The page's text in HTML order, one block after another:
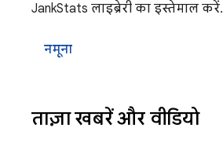
JankStats लाइब्रेरी का इस्तेमाल करें.
नमूना
ताज़ा खबरें और वीडियो